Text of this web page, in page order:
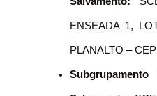
ENSEADA 1,
PLANALTO –